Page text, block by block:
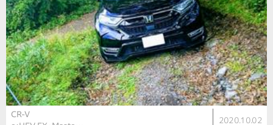
CR-V
2020.10.02